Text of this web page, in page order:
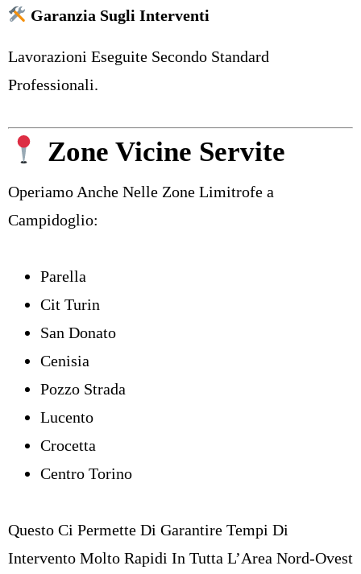
Garanzia Sugli Interventi
Lavorazioni Eseguite Secondo Standard
Professionali.
Zone Vicine Servite
Operiamo Anche Nelle Zone Limitrofe a
Campidoglio:
Parella
Cit Turin
San Donato
Cenisia
Pozzo Strada
Lucento
Crocetta
Centro Torino
Questo Ci Permette Di Garantire Tempi Di
Intervento Molto Rapidi In Tutta L’Area Nord-Ovest